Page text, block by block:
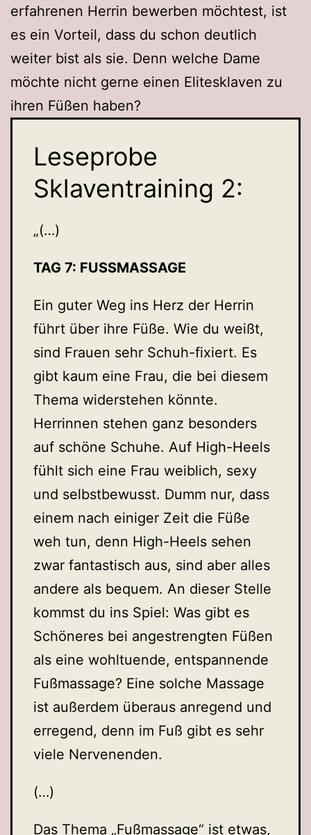
erfahrenen Herrin bewerben möchtest, ist
es ein Vorteil, dass du schon deutlich
weiter bist als sie. Denn welche Dame
möchte nicht gerne einen Elitesklaven zu
ihren Füßen haben?
Leseprobe
Sklaventraining 2:
„(…)
TAG 7: FUSSMASSAGE
Ein guter Weg ins Herz der Herrin
führt über ihre Füße. Wie du weißt,
sind Frauen sehr Schuh-fixiert. Es
gibt kaum eine Frau, die bei diesem
Thema widerstehen könnte.
Herrinnen stehen ganz besonders
auf schöne Schuhe. Auf High-Heels
fühlt sich eine Frau weiblich, sexy
und selbstbewusst. Dumm nur, dass
einem nach einiger Zeit die Füße
weh tun, denn High-Heels sehen
zwar fantastisch aus, sind aber alles
andere als bequem. An dieser Stelle
kommst du ins Spiel: Was gibt es
Schöneres bei angestrengten Füßen
als eine wohltuende, entspannende
Fußmassage? Eine solche Massage
ist außerdem überaus anregend und
erregend, denn im Fuß gibt es sehr
viele Nervenenden.
(…)
Das Thema „Fußmassage“ ist etwas,